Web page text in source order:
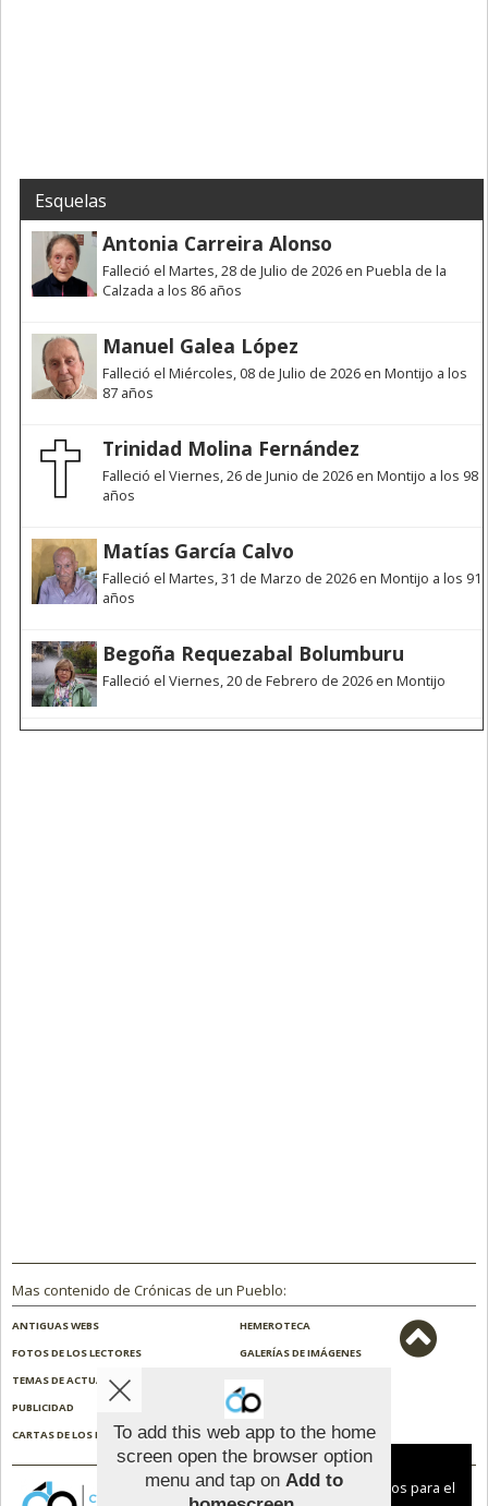
Esquelas
Antonia Carreira Alonso
Falleció el Martes, 28 de Julio de 2026 en Puebla de la
Calzada a los 86 años
Manuel Galea López
Falleció el Miércoles, 08 de Julio de 2026 en Montijo a los
87 años
Trinidad Molina Fernández
Falleció el Viernes, 26 de Junio de 2026 en Montijo a los 98
años
Matías García Calvo
Falleció el Martes, 31 de Marzo de 2026 en Montijo a los 91
años
Begoña Requezabal Bolumburu
Falleció el Viernes, 20 de Febrero de 2026 en Montijo
Mas contenido de Crónicas de un Pueblo:
ANTIGUAS WEBS
HEMEROTECA
FOTOS DE LOS LECTORES
GALERÍAS DE IMÁGENES
TEMAS DE ACTUALIDAD
PUBLICIDAD
CONTACTO
CARTAS DE LOS LECTORES
ENCUESTAS
To add this web app to the home
screen open the browser option
menu and tap on Add to
Aviso sobre el Uso de cookies:
Utilizamos cookies nuestras y de terceros para el